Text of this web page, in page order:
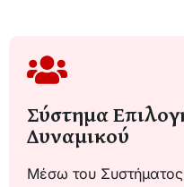
Σύστημα
Δυναμικού​
Μέσω του